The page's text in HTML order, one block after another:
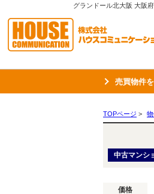
売買物件
TOPページ >
中古マンシ
価格